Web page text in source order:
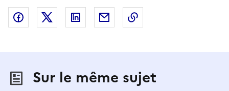
Partager sur Facebook
Partager sur X (anciennement Twitter)
Partager sur LinkedIn
Partager par email
Sur le même sujet